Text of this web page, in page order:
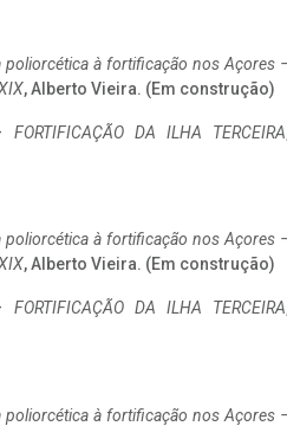
poliorcética à fortificação nos Açores
, Alberto Vieira. (Em construção)
FORTIFICAÇÃO DA ILHA TERCEIRA
poliorcética à fortificação nos Açores
, Alberto Vieira. (Em construção)
FORTIFICAÇÃO DA ILHA TERCEIRA
poliorcética à fortificação nos Açores